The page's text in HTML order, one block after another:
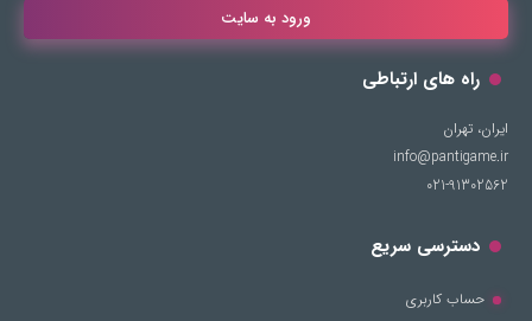
ورود به سایت
راه های ارتباطی
ایران، تهران
info@pantigame.ir
021-91302562
دسترسی سریع
حساب کاربری